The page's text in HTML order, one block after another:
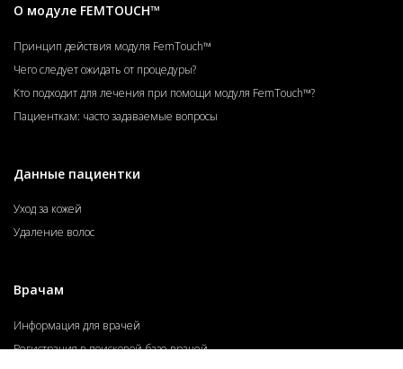
О модуле FEMTOUCH™
Принцип действия модуля FemTouch™
Чего следует ожидать от процедуры?
Кто подходит для лечения при помощи модуля FemTouch™?
Пациенткам: часто задаваемые вопросы
Данные пациентки
Уход за кожей
Удаление волос
Врачам
Информация для врачей
Регистрация в поисковой базе врачей